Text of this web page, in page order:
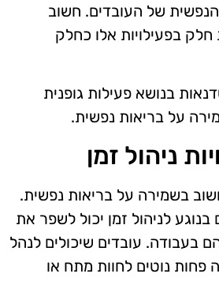
של העובדים. חשוב
בפעילויות אלו כחלק
בנושא פעילות גופנית
על בריאות נפשית.
ניהול זמן
בשמירה על בריאות נפשית.
לניהול זמן יכול לשפר את
בעבודה. עובדים שיכולים לנהל
פחות נוטים לחוות מתח או